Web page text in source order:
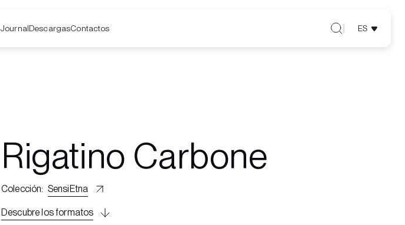
JournalDescargasContactos ES
Rigatino Carbone
Colección: SensiEtna
Descubre los formatos